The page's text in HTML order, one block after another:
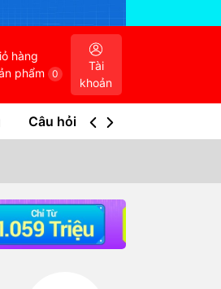
hàng
phẩm
0
Tài
khoản
Câu hỏi thường gặp